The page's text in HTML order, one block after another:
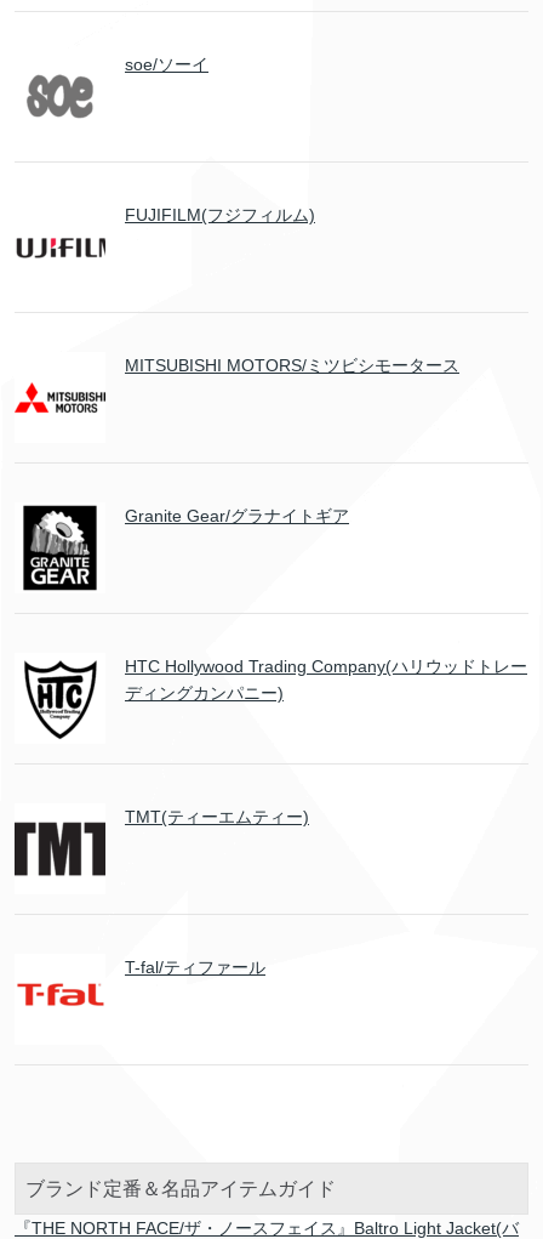
soe/ソーイ
FUJIFILM(フジフィルム)
MITSUBISHI MOTORS/ミツビシモータース
Granite Gear/グラナイトギア
HTC Hollywood Trading Company(ハリウッドトレー
ディングカンパニー)
TMT(ティーエムティー)
T-fal/ティファール
ブランド定番＆名品アイテムガイド
『THE NORTH FACE/ザ・ノースフェイス』Baltro Light Jacket(バ